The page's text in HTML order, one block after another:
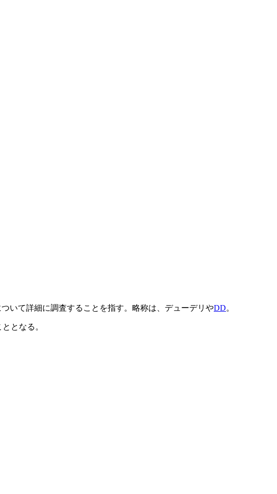
いて詳細に調査することを指す。略称は、デューデリやDD。
となる。